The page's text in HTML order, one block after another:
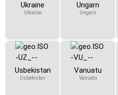
Ukraine
Ukraine
Ungarn
Ungarn
Usbekistan
Usbekistan
Vanuatu
Vanuatu